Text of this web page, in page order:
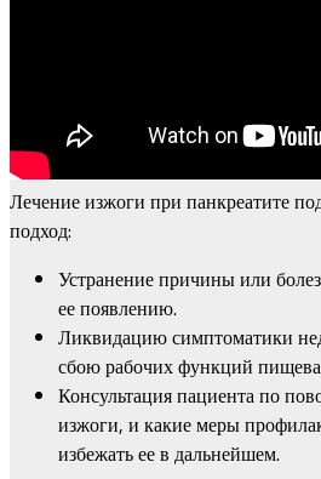
Лечение изжоги при панкреатите
подход:
Устранение причины или
ее появлению.
Ликвидацию симптоматики
сбою рабочих функций
Консультация пациента по
изжоги, и какие меры
избежать ее в дальнейшем.